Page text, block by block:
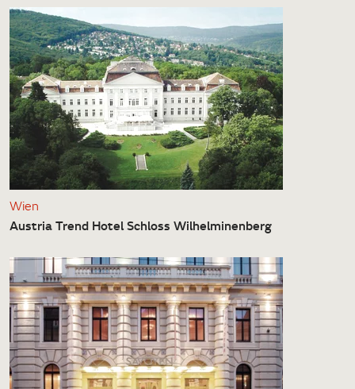
Wien
Austria Trend Hotel Schloss Wilhelminenberg